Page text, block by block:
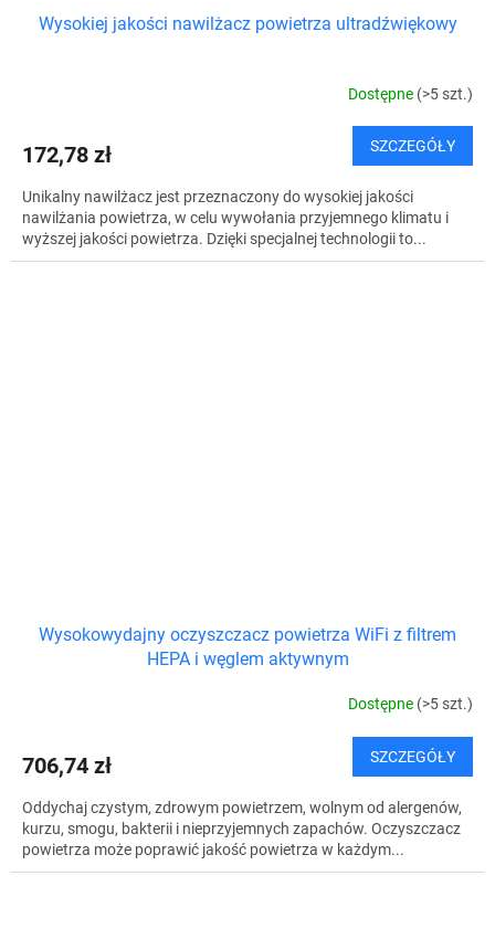
Wysokiej jakości nawilżacz powietrza ultradźwiękowy
Dostępne (>5 szt.)
172,78 zł SZCZEGÓŁY
Unikalny nawilżacz jest przeznaczony do wysokiej jakości
nawilżania powietrza, w celu wywołania przyjemnego klimatu i
wyższej jakości powietrza. Dzięki specjalnej technologii to...
Wysokowydajny oczyszczacz powietrza WiFi z filtrem
HEPA i węglem aktywnym
Dostępne (>5 szt.)
706,74 zł SZCZEGÓŁY
Oddychaj czystym, zdrowym powietrzem, wolnym od alergenów,
kurzu, smogu, bakterii i nieprzyjemnych zapachów. Oczyszczacz
powietrza może poprawić jakość powietrza w każdym...